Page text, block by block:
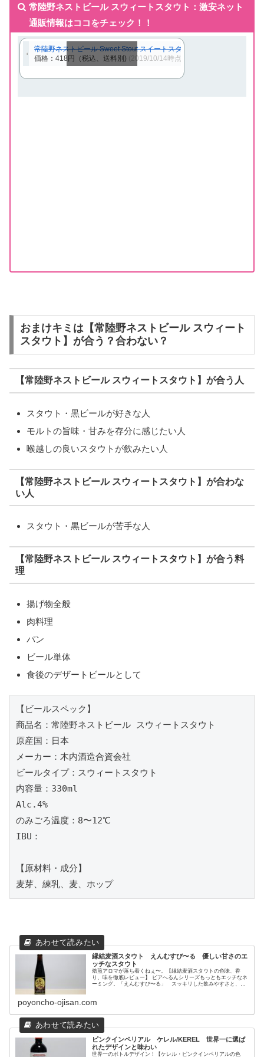
常陸野ネストビール スウィートスタウト：激安ネット
通販情報はココをチェック！！
常陸野ネストビール Sweet Stout スイートスタウト クラフトビール 地
価格：418円（税込、送料別) (2019/10/14時点)
おまけキミは【常陸野ネストビール スウィート
スタウト】が合う？合わない？
【常陸野ネストビール スウィートスタウト】が合う人
スタウト・黒ビールが好きな人
モルトの旨味・甘みを存分に感じたい人
喉越しの良いスタウトが飲みたい人
【常陸野ネストビール スウィートスタウト】が合わな
い人
スタウト・黒ビールが苦手な人
【常陸野ネストビール スウィートスタウト】が合う料
理
揚げ物全般
肉料理
パン
ビール単体
食後のデザートビールとして
【ビールスペック】
商品名：常陸野ネストビール スウィートスタウト
原産国：日本
メーカー：木内酒造合資会社
ビールタイプ：スウィートスタウト
内容量：330ml
Alc.4%
のみごろ温度：8〜12℃
IBU：
【原材料・成分】
麦芽、練乳、麦、ホップ
縁結麦酒スタウト えんむすび〜る 優しい甘さのエ
ッチなスタウト
焙煎アロマが落ち着くねぇ〜。【縁結麦酒スタウトの色味、香
り、味を徹底レビュー】 ビアへるんシリーズもっともエッチなネ
ーミング。「えんむすび〜る」 スッキリした飲みやすさと、優
poyoncho-ojisan.com
ピンクインペリアル ケレル/KEREL 世界一に選ば
れたデザインと味わい
世界一のボトルデザイン！【ケレル・ピンクインペリアルの色